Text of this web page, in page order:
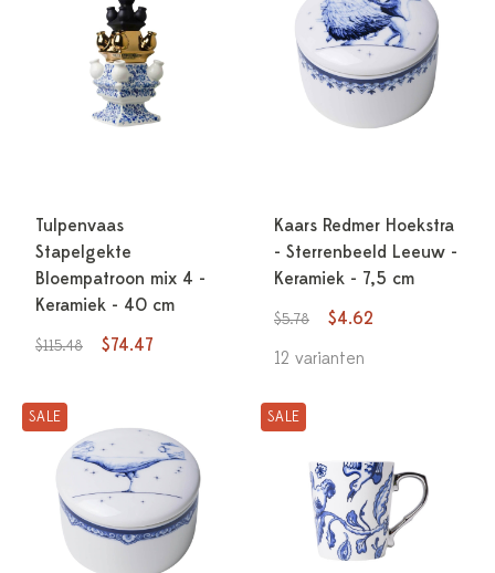
Tulpenvaas
Stapelgekte
Bloempatroon mix 4 -
Keramiek - 40 cm
$115.48 $74.47
Kaars Redmer Hoekstra
- Sterrenbeeld Leeuw -
Keramiek - 7,5 cm
$5.78
$4.62
12 varianten
SALE SALE